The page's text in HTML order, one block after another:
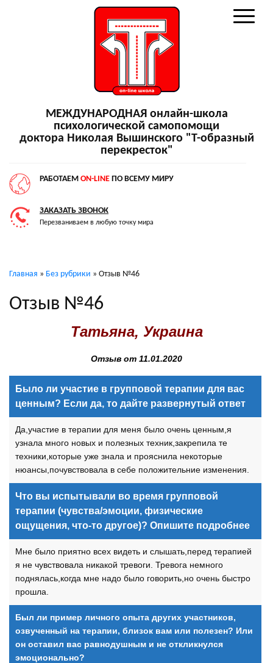
МЕЖДУНАРОДНАЯ онлайн-школа
психологической самопомощи
доктора Николая Вышинского "Т-образный
перекресток"
РАБОТАЕМ ON-LINE ПО ВСЕМУ МИРУ
ЗАКАЗАТЬ ЗВОНОК
Перезваниваем в любую точку мира
Главная » Без рубрики » Отзыв №46
Отзыв №46
Татьяна, Украина
Отзыв от 11.01.2020
Было ли участие в групповой терапии для вас
ценным? Если да, то дайте развернутый ответ
Да,участие в терапии для меня было очень ценным,я
узнала много новых и полезных техник,закрепила те
техники,которые уже знала и прояснила некоторые
нюансы,почувствовала в себе положительние изменения.
Что вы испытывали во время групповой
терапии (чувства/эмоции, физические
ощущения, что-то другое)? Опишите подробнее
Мне было приятно всех видеть и слышать,перед терапией
я не чувствовала никакой тревоги. Тревога немного
поднялась,когда мне надо было говорить,но очень быстро
прошла.
Был ли пример личного опыта других участников,
озвученный на терапии, близок вам или полезен? Или
он оставил вас равнодушным и не откликнулся
эмоционально?